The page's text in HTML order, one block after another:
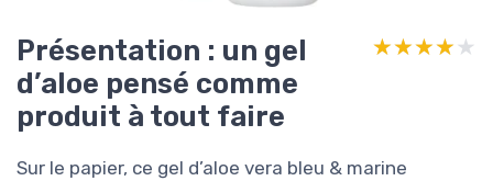
Présentation : un gel
d’aloe pensé comme
produit à tout faire
★★★★★
★★★★★
Sur le papier, ce gel d’aloe vera bleu & marine